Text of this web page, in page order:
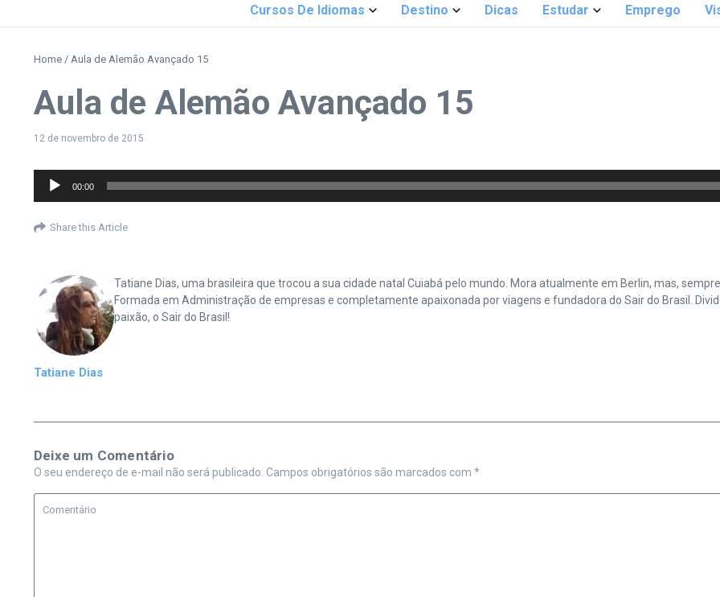
Cursos De Idiomas Destino Dicas Estudar Emprego
Home / Aula de Alemão Avançado 15
Aula de Alemão Avançado 15
12 de novembro de 2015
Tocador
00:00
Share this Article
Tatiane Dias
Tatiane Dias, uma brasileira que trocou a sua cidade natal Cuiabá pelo mundo. Mora atualmente em Berlin, mas,
Formada em Administração de empresas e completamente apaixonada por viagens e fundadora do Sair do Brasil.
paixão, o Sair do Brasil!
Deixe um Comentário
O seu endereço de e-mail não será publicado. Campos obrigatórios são marcados com *